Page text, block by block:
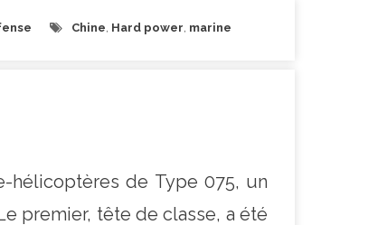
Chine Hard power marine
hélicoptères de Type 075, un
premier, tête de classe, a été